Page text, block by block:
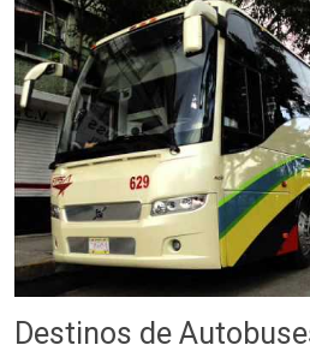
Destinos de